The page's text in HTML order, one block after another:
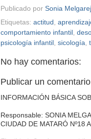
Publicado por Sonia
Etiquetas: actitud
comportamiento infantil
psicología infantil sicología
No hay comentarios:
Publicar un comentario
INFORMACIÓN BÁSICA
Responsable: SONIA
CIUDAD DE MATARÓ Nº18